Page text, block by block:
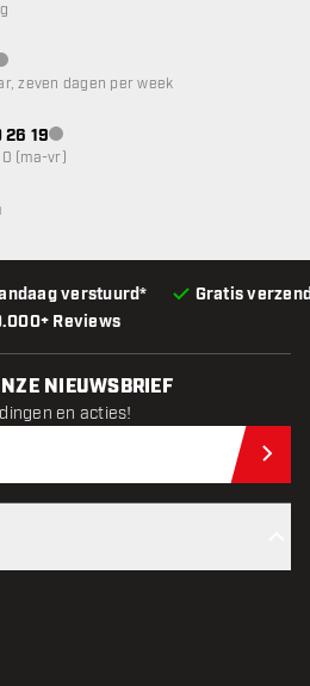
Reviews
verstuurd* Gratis
niet beschikbaar
zeven dagen per week
26 19klantenservice niet beschikbaar
(ma-vr)
NIEUWSBRIEF
en acties!